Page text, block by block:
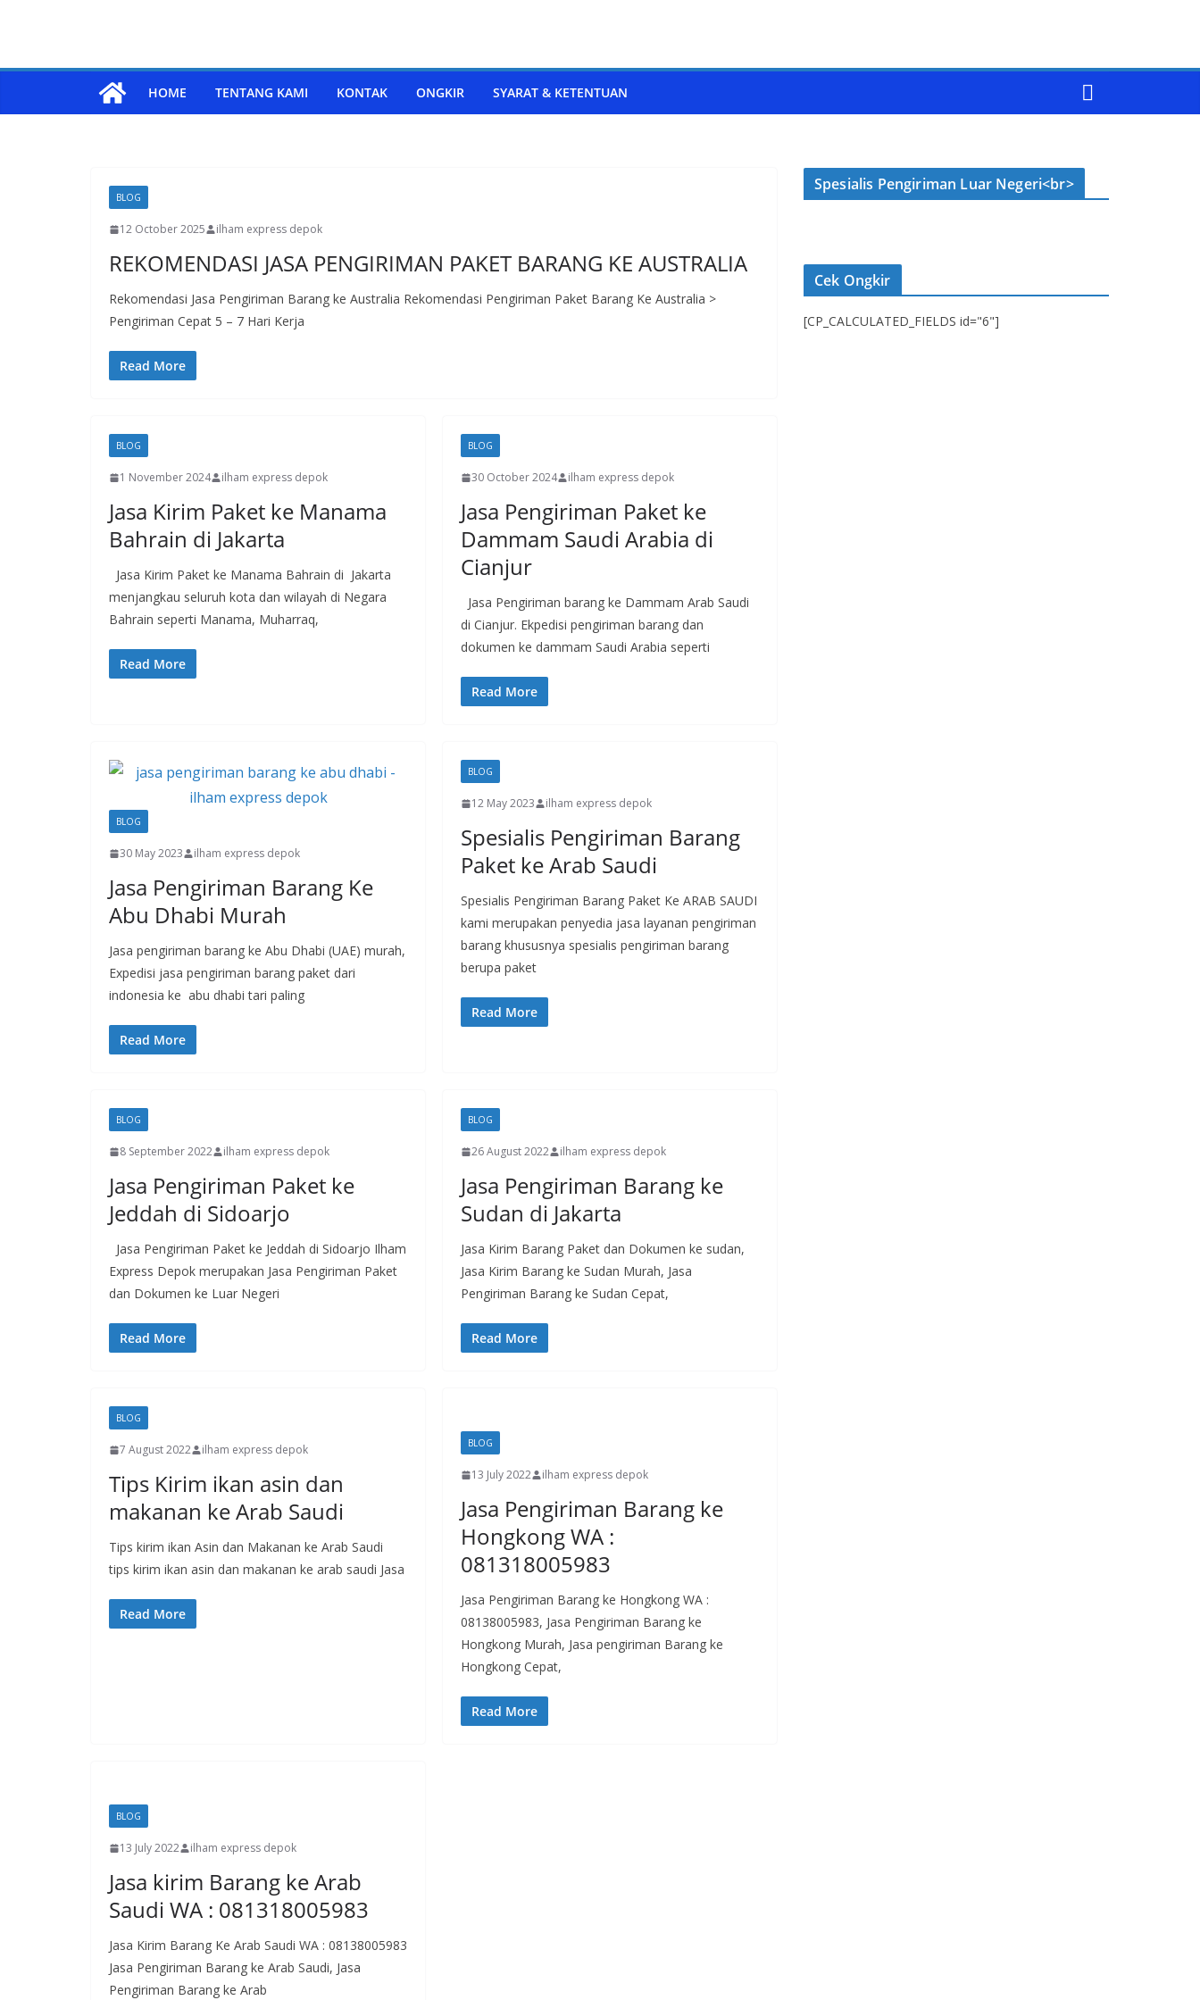
HOME TENTANG KAMI KONTAK ONGKIR SYARAT & KETENTUAN
BLOG
12 October 2025 ilham express depok
REKOMENDASI JASA PENGIRIMAN PAKET BARANG KE AUSTRALIA
Rekomendasi Jasa Pengiriman Barang ke Australia Rekomendasi Pengiriman Paket Barang Ke Australia >
Pengiriman Cepat 5 – 7 Hari Kerja
Read More
BLOG
1 November 2024 ilham express depok
Jasa Kirim Paket ke Manama
Bahrain di Jakarta
Jasa Kirim Paket ke Manama Bahrain di Jakarta
menjangkau seluruh kota dan wilayah di Negara
Bahrain seperti Manama, Muharraq,
Read More
BLOG
30 October 2024 ilham express depok
Jasa Pengiriman Paket ke
Dammam Saudi Arabia di
Cianjur
Jasa Pengiriman barang ke Dammam Arab Saudi
di Cianjur. Ekpedisi pengiriman barang dan
dokumen ke dammam Saudi Arabia seperti
Read More
BLOG
30 May 2023 ilham express depok
Jasa Pengiriman Barang Ke
Abu Dhabi Murah
Jasa pengiriman barang ke Abu Dhabi (UAE) murah,
Expedisi jasa pengiriman barang paket dari
indonesia ke abu dhabi tari paling
Read More
BLOG
12 May 2023 ilham express depok
Spesialis Pengiriman Barang
Paket ke Arab Saudi
Spesialis Pengiriman Barang Paket Ke ARAB SAUDI
kami merupakan penyedia jasa layanan pengiriman
barang khususnya spesialis pengiriman barang
berupa paket
Read More
BLOG
8 September 2022 ilham express depok
Jasa Pengiriman Paket ke
Jeddah di Sidoarjo
Jasa Pengiriman Paket ke Jeddah di Sidoarjo Ilham
Express Depok merupakan Jasa Pengiriman Paket
dan Dokumen ke Luar Negeri
Read More
BLOG
26 August 2022 ilham express depok
Jasa Pengiriman Barang ke
Sudan di Jakarta
Jasa Kirim Barang Paket dan Dokumen ke sudan,
Jasa Kirim Barang ke Sudan Murah, Jasa
Pengiriman Barang ke Sudan Cepat,
Read More
BLOG
7 August 2022 ilham express depok
Tips Kirim ikan asin dan
makanan ke Arab Saudi
Tips kirim ikan Asin dan Makanan ke Arab Saudi
tips kirim ikan asin dan makanan ke arab saudi Jasa
Read More
BLOG
13 July 2022 ilham express depok
Jasa Pengiriman Barang ke
Hongkong WA :
081318005983
Jasa Pengiriman Barang ke Hongkong WA :
08138005983, Jasa Pengiriman Barang ke
Hongkong Murah, Jasa pengiriman Barang ke
Hongkong Cepat,
Read More
BLOG
13 July 2022 ilham express depok
Jasa kirim Barang ke Arab
Saudi WA : 081318005983
Jasa Kirim Barang Ke Arab Saudi WA : 08138005983
Jasa Pengiriman Barang ke Arab Saudi, Jasa
Pengiriman Barang ke Arab
Spesialis Pengiriman Luar Negeri<br>
Cek Ongkir
[CP_CALCULATED_FIELDS id="6"]